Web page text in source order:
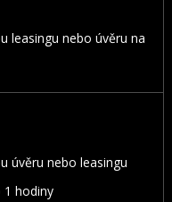
leasingu nebo úvěru na
úvěru nebo leasingu
1 hodiny